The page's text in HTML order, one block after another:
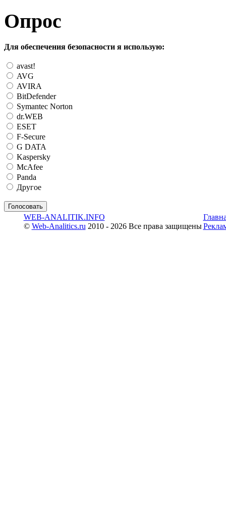
Опрос
Для обеспечения безопасности я использую:
avast!
AVG
AVIRA
BitDefender
Symantec Norton
dr.WEB
ESET
F-Secure
G DATA
Kaspersky
McAfee
Panda
Другое
WEB-ANALITIK.INFO
© Web-Analitics.ru 2010 - 2026 Все права защищены